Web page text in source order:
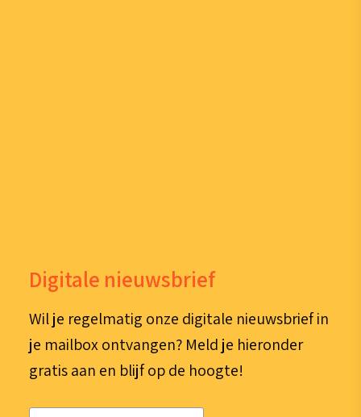
Digitale nieuwsbrief
Wil je regelmatig onze digitale nieuwsbrief in
je mailbox ontvangen? Meld je hieronder
gratis aan en blijf op de hoogte!